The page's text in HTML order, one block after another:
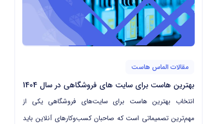
مقالات الماس هاست
بهترین هاست برای سایت های فروشگاهی در سال 1404
انتخاب بهترین هاست برای سایت‌های فروشگاهی یکی از
مهم‌ترین تصمیماتی است که صاحبان کسب‌وکارهای آنلاین باید